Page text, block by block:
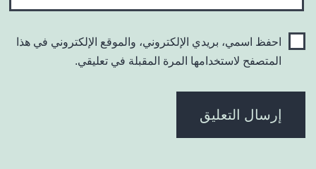
احفظ اسمي، بريدي الإلكتروني، والموقع الإلكتروني في هذا
المتصفح لاستخدامها المرة المقبلة في تعليقي.